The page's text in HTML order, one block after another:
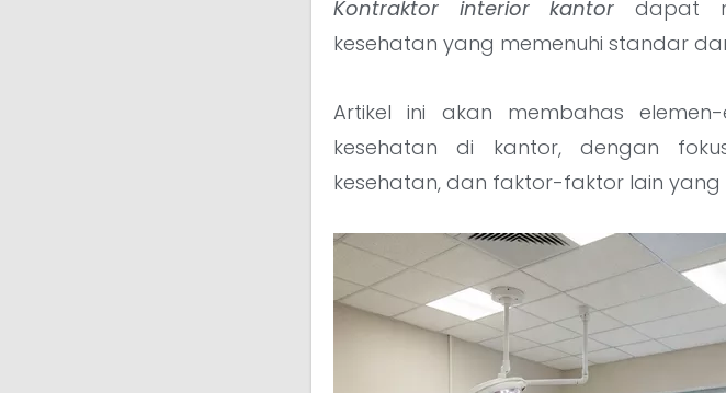
Kontraktor interior kantor dapat
kesehatan yang memenuhi standar
Artikel ini akan membahas
kesehatan di kantor, dengan
kesehatan, dan faktor-faktor lain